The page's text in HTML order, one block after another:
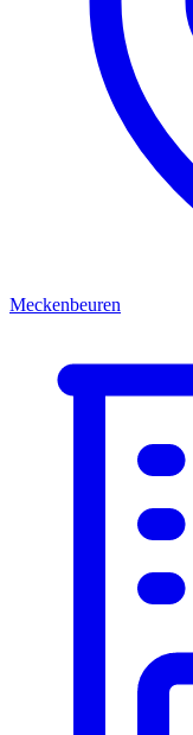
Meckenbeuren